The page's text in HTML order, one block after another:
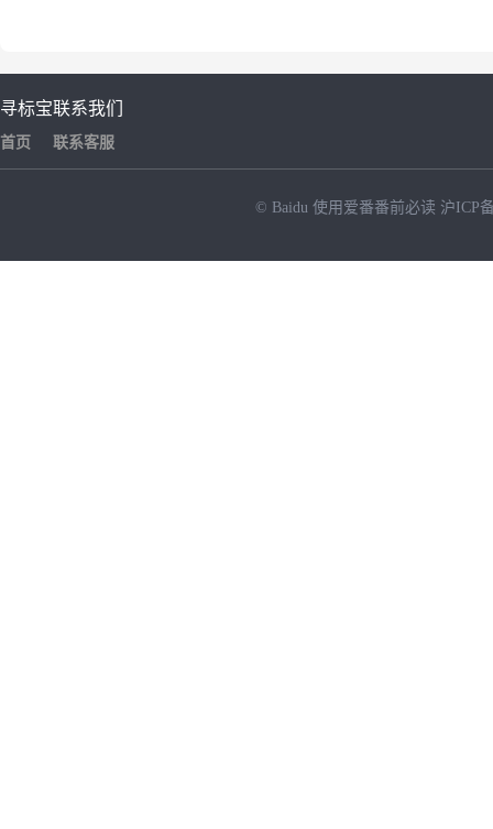
寻标宝
首页
联系我们
联系客服
© Baidu 使用爱番番前必读 沪ICP